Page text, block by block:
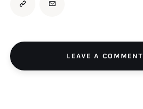
LEAVE A COMMENT